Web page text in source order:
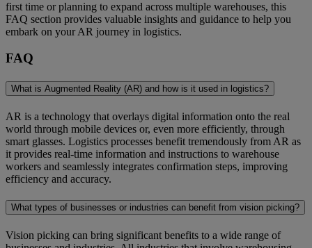
first time or planning to expand across multiple warehouses, this
FAQ section provides valuable insights and guidance to help you
embark on your AR journey in logistics.
FAQ
What is Augmented Reality (AR) and how is it used in logistics?
AR is a technology that overlays digital information onto the real
world through mobile devices or, even more efficiently, through
smart glasses. Logistics processes benefit tremendously from AR as
it provides real-time information and instructions to warehouse
workers and seamlessly integrates confirmation steps, improving
efficiency and accuracy.
What types of businesses or industries can benefit from vision picking?
Vision picking can bring significant benefits to a wide range of